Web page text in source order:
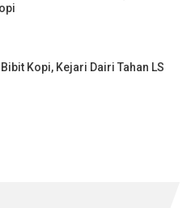
Kopi, Kejari Dairi Tahan LS